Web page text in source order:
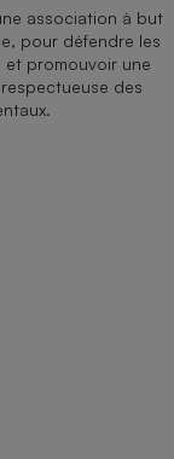
association à but
pour défendre les
promouvoir une
des